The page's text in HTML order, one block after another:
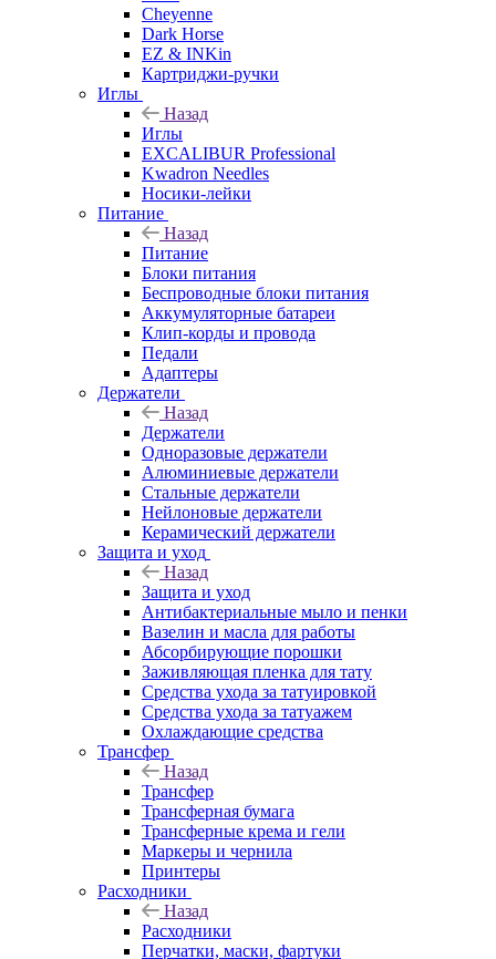
Cheyenne
Dark Horse
EZ & INKin
Картриджи-ручки
Иглы
Назад
Иглы
EXCALIBUR Professional
Kwadron Needles
Носики-лейки
Питание
Назад
Питание
Блоки питания
Беспроводные блоки питания
Аккумуляторные батареи
Клип-корды и провода
Педали
Адаптеры
Держатели
Назад
Держатели
Одноразовые держатели
Алюминиевые держатели
Стальные держатели
Нейлоновые держатели
Керамический держатели
Защита и уход
Назад
Защита и уход
Антибактериальные мыло и пенки
Вазелин и масла для работы
Абсорбирующие порошки
Заживляющая пленка для тату
Средства ухода за татуировкой
Средства ухода за татуажем
Охлаждающие средства
Трансфер
Назад
Трансфер
Трансферная бумага
Трансферные крема и гели
Маркеры и чернила
Принтеры
Расходники
Назад
Расходники
Перчатки, маски, фартуки